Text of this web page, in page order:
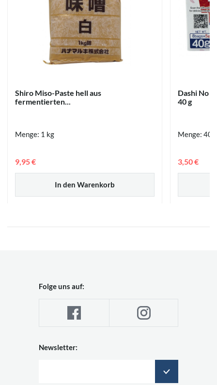
Shiro Miso-Paste hell aus
fermentierten...
Menge: 1 kg
In den Warenkorb
9,95 €
Dashi No
40 g
Menge: 40 g
3,50 €
Folge uns auf:
Newsletter: